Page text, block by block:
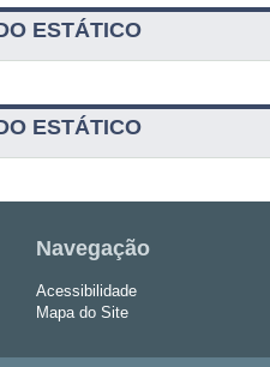
ESTÁTICO
ESTÁTICO
Navegação
Acessibilidade
Mapa do Site